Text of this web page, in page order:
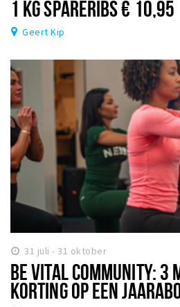
1 KG SPARERIBS € 10,95
Geert Kip
31 juli - 31 oktober
BE VITAL COMMUNITY: 3
KORTING OP EEN